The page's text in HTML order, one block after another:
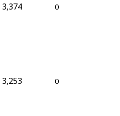
0
3,374
0
3,253